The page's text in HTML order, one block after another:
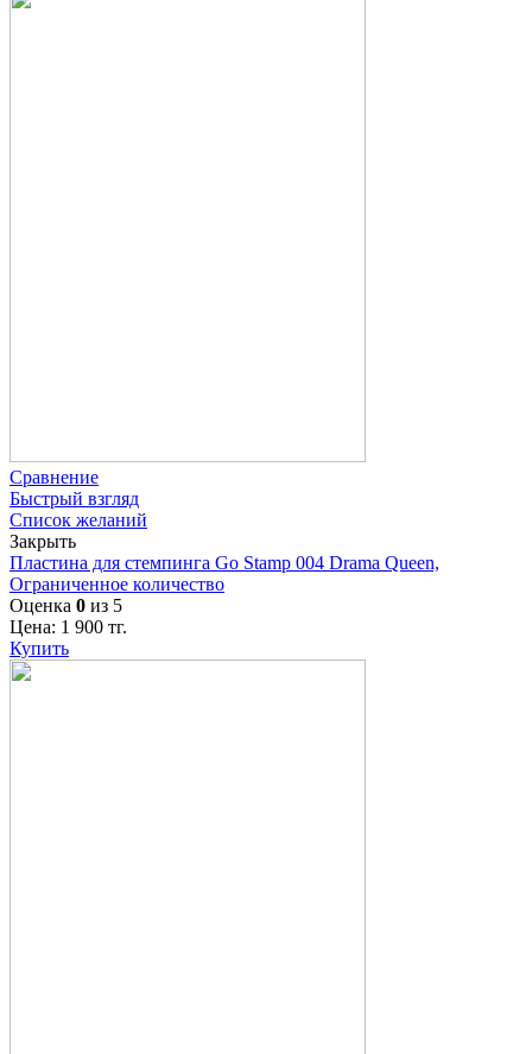
Сравнение
Быстрый взгляд
Список желаний
Закрыть
Пластина для стемпинга Go Stamp 004 Drama Queen,
Ограниченное количество
Оценка 0 из 5
Цена: 1 900 тг.
Купить